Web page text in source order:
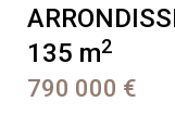
135 m2
790 000 €